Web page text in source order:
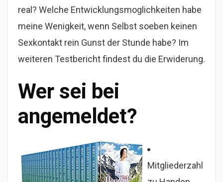
real? Welche Entwicklungsmoglichkeiten habe
meine Wenigkeit, wenn Selbst soeben keinen
Sexkontakt rein Gunst der Stunde habe? Im
weiteren Testbericht findest du die Erwiderung.
Wer sei bei
angemeldet?
Mitgliederzahl